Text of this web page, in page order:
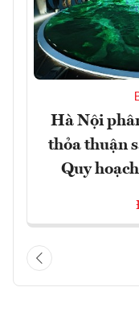
Hà Nội
thỏa thuận
Quy